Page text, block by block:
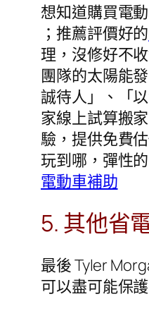
想知道購買電
；推薦評價好的
理，沒修好不
團隊的太陽能
誠待人」、「
家線上試算搬
驗，提供免費
玩到哪，彈性
電動車補助
5. 其他省
最後 Tyler
可以盡可能保